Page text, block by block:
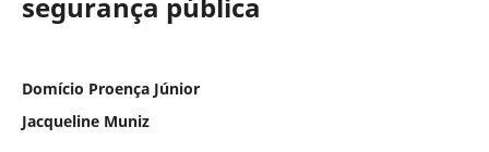
Domício Proença Júnior
Jacqueline Muniz